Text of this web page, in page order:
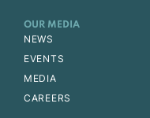
OUR MEDIA
NEWS
EVENTS
MEDIA
CAREERS